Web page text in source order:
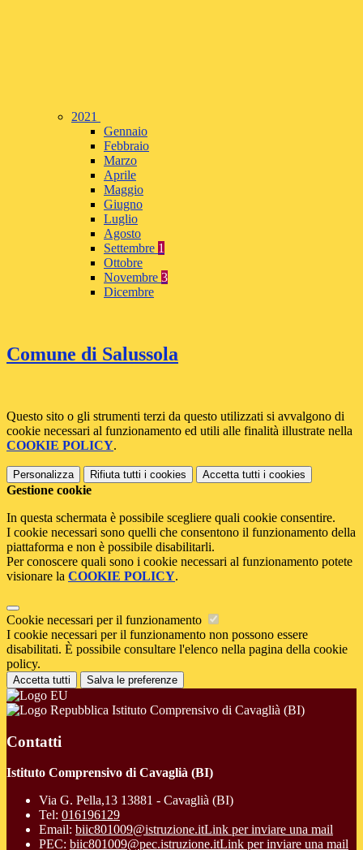
2021
Gennaio
Febbraio
Marzo
Aprile
Maggio
Giugno
Luglio
Agosto
Settembre 1
Ottobre
Novembre 3
Dicembre
Comune di Salussola
Questo sito o gli strumenti terzi da questo utilizzati si avvalgono di
cookie necessari al funzionamento ed utili alle finalità illustrate nella
COOKIE POLICY.
Personalizza Rifiuta tutti i cookies Accetta tutti i cookies
Gestione cookie
In questa schermata è possibile scegliere quali cookie consentire.
I cookie necessari sono quelli che consentono il funzionamento della
piattaforma e non è possibile disabilitarli.
Per conoscere quali sono i cookie necessari al funzionamento potete
visionare la COOKIE POLICY.
Cookie necessari per il funzionamento
I cookie necessari per il funzionamento non possono essere
disabilitati. È possibile consultare l'elenco nella pagina della cookie
policy.
Accetta tutti Salva le preferenze
Istituto Comprensivo di Cavaglià (BI)
Contatti
Istituto Comprensivo di Cavaglià (BI)
Via G. Pella,13 13881 - Cavaglià (BI)
Tel: 016196129
Email: biic801009@istruzione.itLink per inviare una mail
PEC: biic801009@pec.istruzione.itLink per inviare una mail